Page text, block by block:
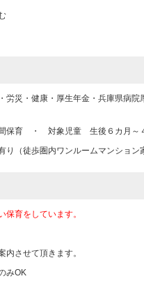
労災・健康・厚生年金・兵庫県病院
保育 ・ 対象児童 生後６カ月～
徒歩圏内ワンルームマンション
保育をしています。
内させて頂きます。
みOK